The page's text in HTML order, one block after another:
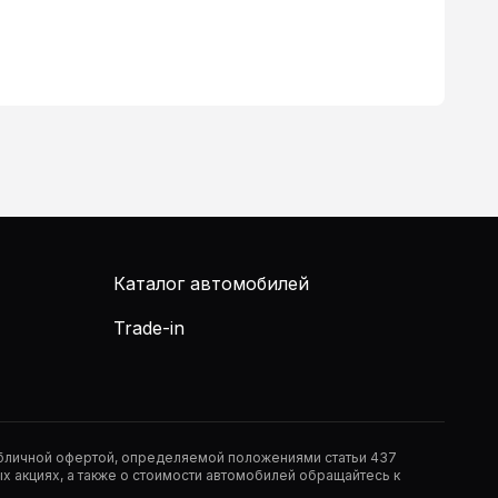
Каталог автомобилей
Trade-in
офертой, определяемой положениями статьи 437
а также о стоимости автомобилей обращайтесь к